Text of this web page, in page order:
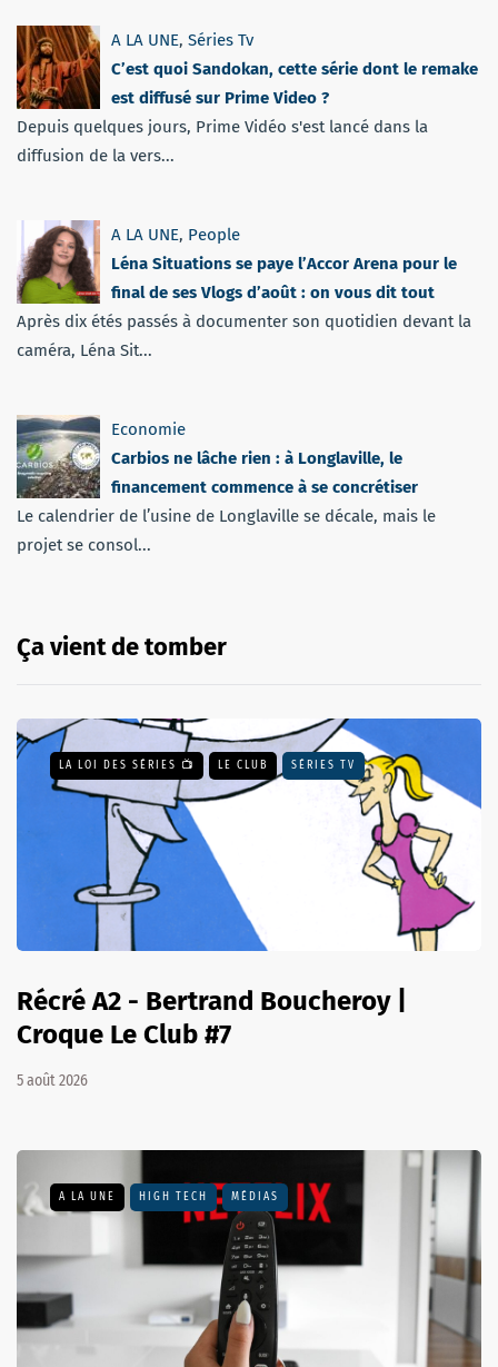
A LA UNE, Séries Tv
C’est quoi Sandokan, cette série dont le remake
est diffusé sur Prime Video ?
Depuis quelques jours, Prime Vidéo s'est lancé dans la
diffusion de la vers...
A LA UNE, People
Léna Situations se paye l’Accor Arena pour le
final de ses Vlogs d’août : on vous dit tout
Après dix étés passés à documenter son quotidien devant la
caméra, Léna Sit...
Economie
Carbios ne lâche rien : à Longlaville, le
financement commence à se concrétiser
Le calendrier de l’usine de Longlaville se décale, mais le
projet se consol...
Ça vient de tomber
LA LOI DES SÉRIES 📺 LE CLUB SÉRIES TV
Récré A2 - Bertrand Boucheroy |
Croque Le Club #7
5 août 2026
A LA UNE HIGH TECH MÉDIAS